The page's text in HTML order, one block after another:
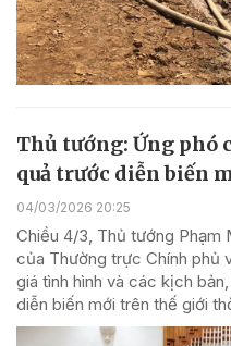
Thủ tướng: Ứng phó
quả trước diễn biến
04/03/2026 20:25
Chiều 4/3, Thủ tướng Phạm
của Thường trực Chính phủ
giá tình hình và các kịch
diễn biến mới trên thế giới